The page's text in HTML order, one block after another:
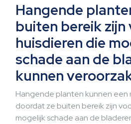
Hangende
buiten bereik zijn
huisdieren die
schade aan de
kunnen
Hangende planten kunnen een
doordat ze buiten bereik zijn
mogelijk schade aan de